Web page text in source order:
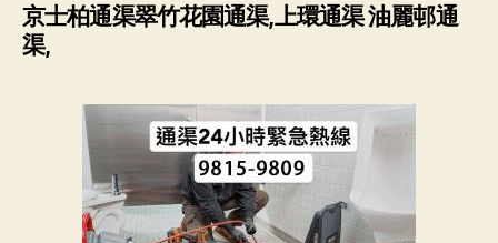
京士柏通渠翠竹花園通渠,上環通渠 油麗邨通
渠,